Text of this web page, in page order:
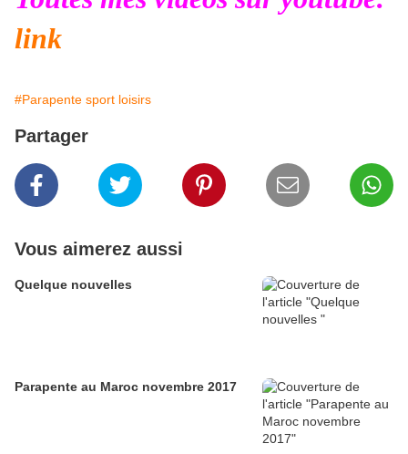
link
#Parapente sport loisirs
Partager
Vous aimerez aussi
Quelque nouvelles
Parapente au Maroc novembre 2017